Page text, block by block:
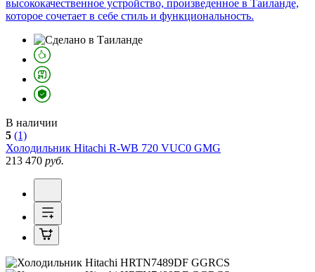
высококачественное устройство, произведенное в Таиланде,
которое сочетает в себе стиль и функциональность.
В наличии
5 (1)
Холодильник Hitachi R-WB 720 VUC0 GMG
213 470 руб.